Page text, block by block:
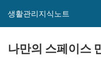
생활관리지식노트
나만의 스페이스